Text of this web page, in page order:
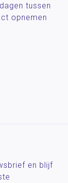
tussen
opnemen
en blijf